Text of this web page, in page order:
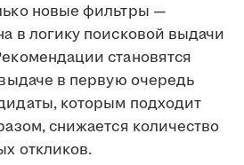
новые фильтры —
в логику поисковой выдачи
становятся
в первую очередь
которым подходит
снижается количество
откликов.